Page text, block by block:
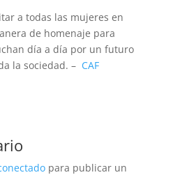
a todas las mujeres en
de homenaje para
día a día por un futuro
la sociedad. – CAF
para publicar un